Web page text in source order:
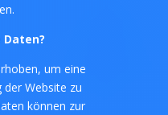
um eine
Website zu
können zur